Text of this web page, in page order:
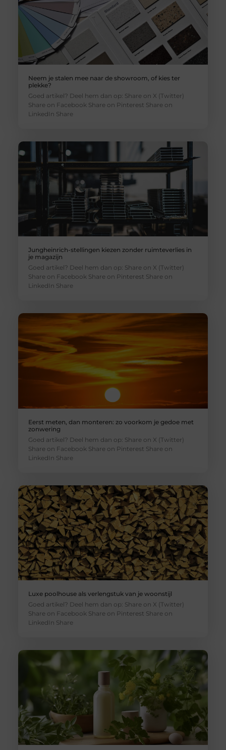
Neem je stalen mee naar de showroom, of kies ter
plekke?
Goed artikel? Deel hem dan op: Share on X (Twitter)
Share on Facebook Share on Pinterest Share on
LinkedIn Share
Jungheinrich-stellingen kiezen zonder ruimteverlies in
je magazijn
Goed artikel? Deel hem dan op: Share on X (Twitter)
Share on Facebook Share on Pinterest Share on
LinkedIn Share
Eerst meten, dan monteren: zo voorkom je gedoe met
zonwering
Goed artikel? Deel hem dan op: Share on X (Twitter)
Share on Facebook Share on Pinterest Share on
LinkedIn Share
Luxe poolhouse als verlengstuk van je woonstijl
Goed artikel? Deel hem dan op: Share on X (Twitter)
Share on Facebook Share on Pinterest Share on
LinkedIn Share